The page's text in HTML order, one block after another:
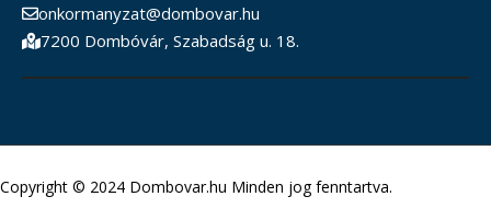
onkormanyzat@dombovar.hu
7200 Dombóvár, Szabadság u. 18.
Copyright © 2024 Dombovar.hu Minden jog fenntartva.